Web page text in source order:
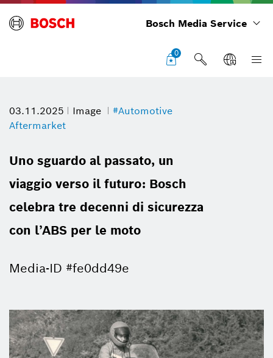
Bosch Media Service
0
03.11.2025 Image
#Automotive
Aftermarket
Uno sguardo al passato, un
viaggio verso il futuro: Bosch
celebra tre decenni di sicurezza
con l’ABS per le moto
Media-ID #fe0dd49e